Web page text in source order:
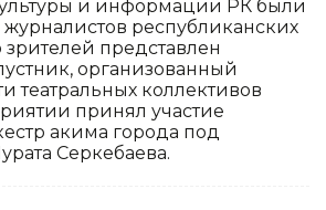
и информации РК были
республиканских
представлен
организованный
театральных коллективов
принял участие
акима города под
Серкебаева.